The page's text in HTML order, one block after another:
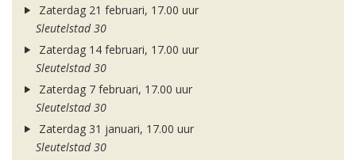
Zaterdag 21 februari, 17.00 uur
Sleutelstad 30
Zaterdag 14 februari, 17.00 uur
Sleutelstad 30
Zaterdag 7 februari, 17.00 uur
Sleutelstad 30
Zaterdag 31 januari, 17.00 uur
Sleutelstad 30